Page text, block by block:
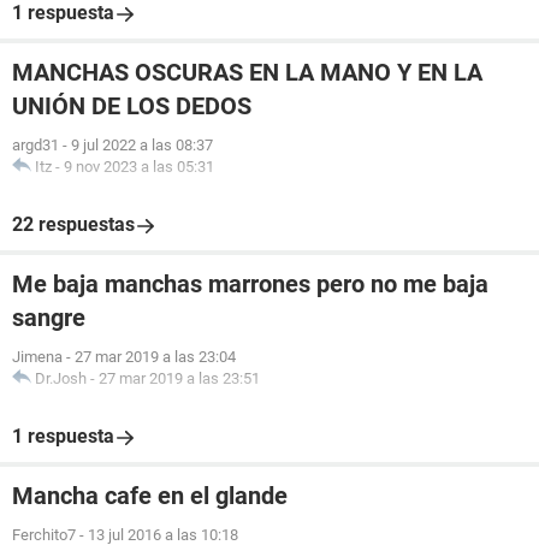
1 respuesta
MANCHAS OSCURAS EN LA MANO Y EN LA
UNIÓN DE LOS DEDOS
argd31 - 9 jul 2022 a las 08:37
Itz - 9 nov 2023 a las 05:31
22 respuestas
Me baja manchas marrones pero no me baja
sangre
Jimena - 27 mar 2019 a las 23:04
Dr.Josh - 27 mar 2019 a las 23:51
1 respuesta
Mancha cafe en el glande
Ferchito7 - 13 jul 2016 a las 10:18